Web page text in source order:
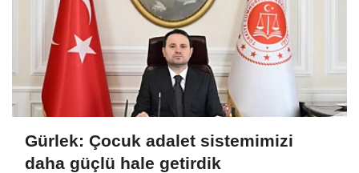
Gürlek: Çocuk adalet sistemimizi
daha güçlü hale getirdik